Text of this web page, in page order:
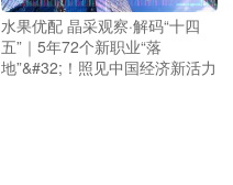
水果优配 晶采观察·解码“十四
五”｜5年72个新职业“落
地”&#32;！照见中国经济新活力